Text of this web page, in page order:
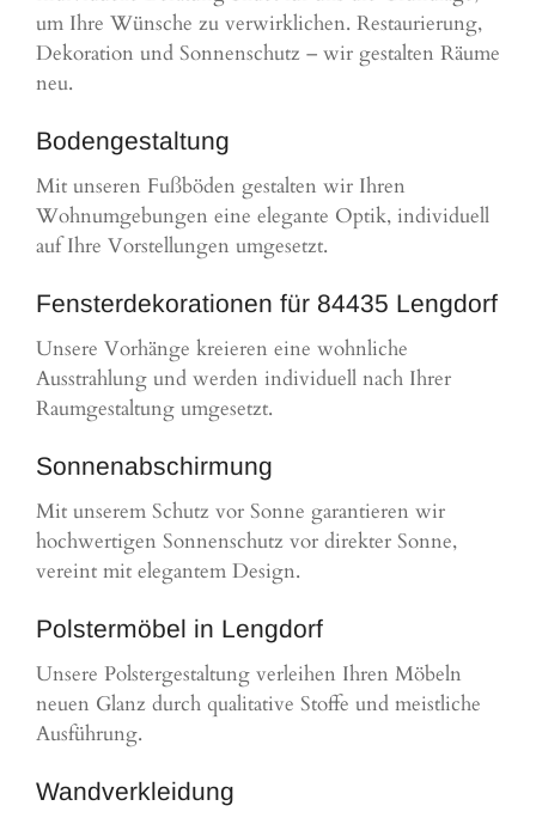
um Ihre Wünsche zu verwirklichen. Restaurierung,
Dekoration und Sonnenschutz – wir gestalten Räume
neu.
Bodengestaltung
Mit unseren Fußböden gestalten wir Ihren
Wohnumgebungen eine elegante Optik, individuell
auf Ihre Vorstellungen umgesetzt.
Fensterdekorationen für 84435 Lengdorf
Unsere Vorhänge kreieren eine wohnliche
Ausstrahlung und werden individuell nach Ihrer
Raumgestaltung umgesetzt.
Sonnenabschirmung
Mit unserem Schutz vor Sonne garantieren wir
hochwertigen Sonnenschutz vor direkter Sonne,
vereint mit elegantem Design.
Polstermöbel in Lengdorf
Unsere Polstergestaltung verleihen Ihren Möbeln
neuen Glanz durch qualitative Stoffe und meistliche
Ausführung.
Wandverkleidung